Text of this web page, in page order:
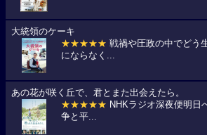
大統領のケーキ
★★★★★ 戦禍や圧政の中でどう
にならなく...
あの花が咲く丘で、君とまた出会えたら。
★★★★★ NHKラジオ深夜便明日
争と平...